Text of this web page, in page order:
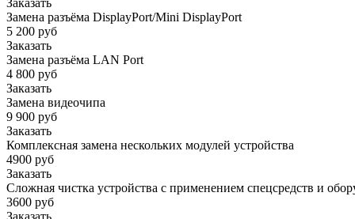
Замена разъёма DisplayPort/Mini DisplayPort
5 200 руб
Заказать
Замена разъёма LAN Port
4 800 руб
Заказать
Замена видеочипа
9 900 руб
Заказать
Комплексная замена нескольких модулей устройства
4900 руб
Заказать
Сложная чистка устройства с применением спецсредств и
3600 руб
Заказать